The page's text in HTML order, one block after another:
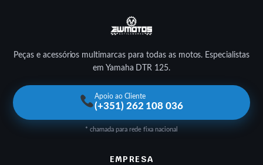
Peças e acessórios multimarcas para todas as motos. Especialistas
em Yamaha DTR 125.
Apoio ao Cliente
(+351) 262 108 036
* chamada para rede fixa nacional
EMPRESA